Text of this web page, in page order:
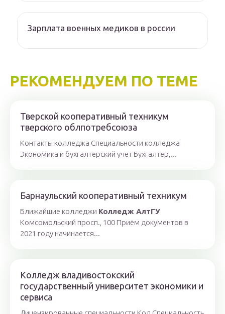
Зарплата военных медиков в россии
РЕКОМЕНДУЕМ ПО ТЕМЕ
Тверской кооперативный техникум
тверского облпотребсоюза
Контакты колледжа Специальности колледжа
Экономика и бухгалтерский учет Бухгалтер,...
Барнаульский кооперативный техникум
Ближайшие колледжи Колледж АлтГУ
Комсомольский просп., 100 Приём документов в
2021 году начинается...
Колледж владивостокский
государственный университет экономики и
сервиса